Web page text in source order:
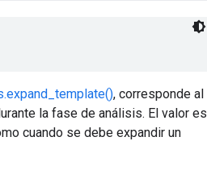
, corresponde al
la fase de análisis. El valor es
cuando se debe expandir un